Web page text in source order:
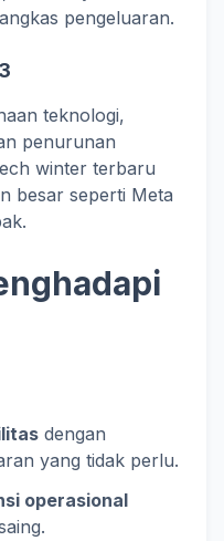
pengeluaran.
teknologi,
penurunan
winter terbaru
besar seperti Meta
dengan
yang tidak perlu.
operasional